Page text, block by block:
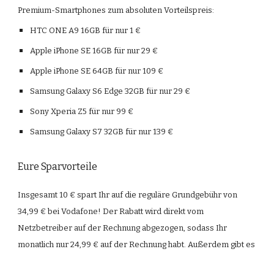
Premium-Smartphones zum absoluten Vorteilspreis:
HTC ONE A9 16GB für nur 1 €
Apple iPhone SE 16GB für nur 29 €
Apple iPhone SE 64GB für nur 109 €
Samsung Galaxy S6 Edge 32GB für nur 29 €
Sony Xperia Z5 für nur 99 €
Samsung Galaxy S7 32GB für nur 139 €
Eure Sparvorteile
Insgesamt 10 € spart Ihr auf die reguläre Grundgebühr von
34,99 € bei Vodafone! Der Rabatt wird direkt vom
Netzbetreiber auf der Rechnung abgezogen, sodass Ihr
monatlich nur 24,99 € auf der Rechnung habt. Außerdem gibt es